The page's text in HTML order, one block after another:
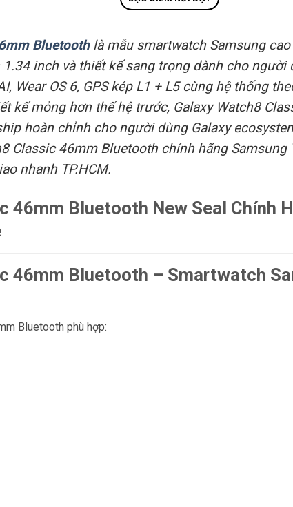
Bluetoothlà mẫu smartwatch Samsung
inch và thiết kế sang trọng dành cho người
Wear OS 6, GPS kép L1 + L5 cùng hệ thống
kế mỏng hơn thế hệ trước, Galaxy Watch8
hoàn chỉnh cho người dùng Galaxy
Classic 46mm Bluetooth chính hãng
nhanh TP.HCM.
46mm Bluetooth New Seal Chính
46mm Bluetooth – Smartwatch
Bluetooth phù hợp: